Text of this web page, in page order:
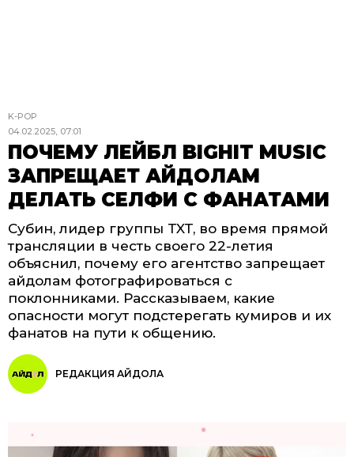
K-POP
04.02.2025, 07:01
ПОЧЕМУ ЛЕЙБЛ BIGHIT MUSIC
ЗАПРЕЩАЕТ АЙДОЛАМ
ДЕЛАТЬ СЕЛФИ С ФАНАТАМИ
Субин, лидер группы TXT, во время прямой
трансляции в честь своего 22-летия
объяснил, почему его агентство запрещает
айдолам фотографироваться с
поклонниками. Рассказываем, какие
опасности могут подстерегать кумиров и их
фанатов на пути к общению.
РЕДАКЦИЯ АЙДОЛА